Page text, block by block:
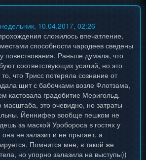
10.04.2017, 02:26
сложилось впечатление,
способности чародеев сведены
повествования. Раньше думала, что
соответствующих усилий, но это
что Трисс потеряла сознание от
щит с бабочками возле Флотзама,
кастовала градобитие Меригольд.
масштаба, это очевидно, но затраты
Йеннифер вообще пешком не
за маской Уробороса в гостях у
не залазит и не прыгает, а
Помнится мне, в такой же
но упорно залазила на выступы))